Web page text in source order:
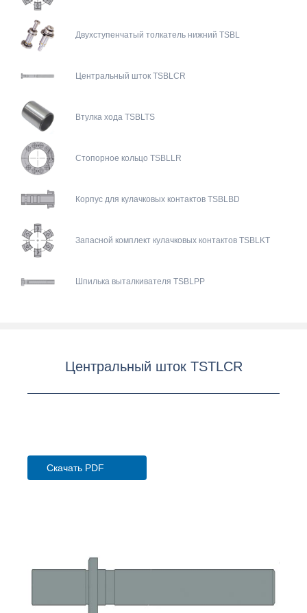
Двухступенчатый толкатель нижний TSBL
Центральный шток TSBLCR
Втулка хода TSBLTS
Стопорное кольцо TSBLLR
Корпус для кулачковых контактов TSBLBD
Запасной комплект кулачковых контактов TSBLKT
Шпилька выталкивателя TSBLPP
Центральный шток TSTLCR
Скачать PDF